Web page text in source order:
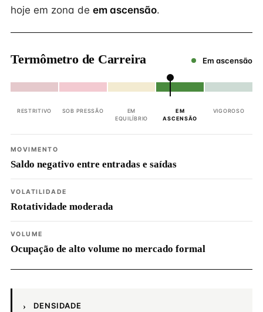
hoje em zona de em ascensão.
Termômetro de Carreira Em ascensão
RESTRITIVO SOB PRESSÃO
EM
EQUILÍBRIO
EM
ASCENSÃO
VIGOROSO
MOVIMENTO
Saldo negativo entre entradas e saídas
VOLATILIDADE
Rotatividade moderada
VOLUME
Ocupação de alto volume no mercado formal
DENSIDADE